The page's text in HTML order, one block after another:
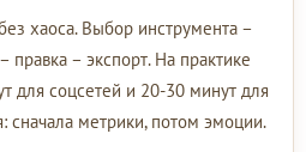
хаоса. Выбор инструмента –
правка – экспорт. На практике
для соцсетей и 20-30 минут для
сначала метрики, потом эмоции.